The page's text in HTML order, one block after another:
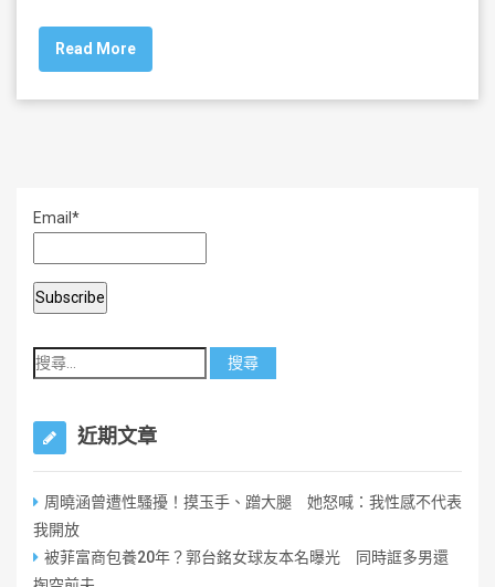
c
e
b
k
tt
er
Read More
Email*
近期文章
周曉涵曾遭性騷擾！摸玉手、蹭大腿 她怒喊：我性感不代表
我開放
被菲富商包養20年？郭台銘女球友本名曝光 同時誆多男還